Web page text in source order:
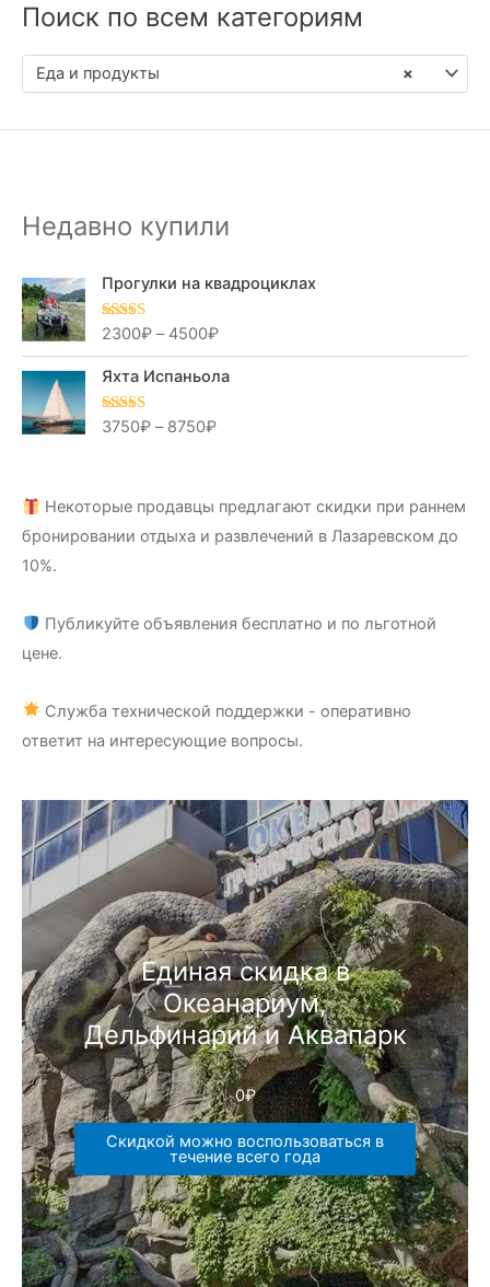
Поиск по всем категориям
×
Еда и продукты
Недавно купили
Прогулки на квадроциклах
Оценка
2300₽– 4500₽
Яхта Испаньола
Оценка
3750₽– 8750₽
Некоторые продавцы предлагают скидки при раннем
бронировании отдыха и развлечений в Лазаревском до
10%.
Публикуйте объявления бесплатно и по льготной
цене.
Служба технической поддержки - оперативно
ответит на интересующие вопросы.
Единая скидка в
Океанариум,
Дельфинарий и Аквапарк
0₽
Скидкой можно воспользоваться в
течение всего года